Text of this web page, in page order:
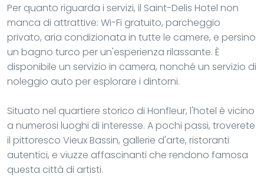
Per quanto riguarda i servizi, il Saint-Delis Hotel non
manca di attrattive: Wi-Fi gratuito, parcheggio
privato, aria condizionata in tutte le camere, e persino
un bagno turco per un'esperienza rilassante. È
disponibile un servizio in camera, nonché un servizio di
noleggio auto per esplorare i dintorni.
Situato nel quartiere storico di Honfleur, l'hotel è vicino
a numerosi luoghi di interesse. A pochi passi, troverete
il pittoresco Vieux Bassin, gallerie d'arte, ristoranti
autentici, e viuzze affascinanti che rendono famosa
questa città di artisti.